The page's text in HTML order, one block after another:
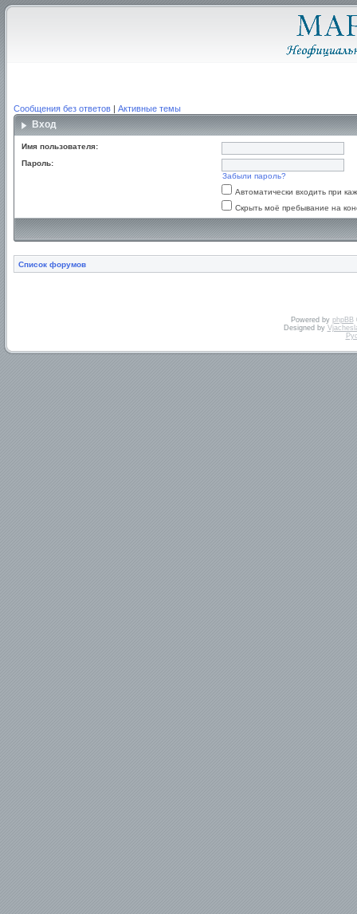
Сообщения без ответов | Активные темы
Вход
Имя пользователя:
Пароль:
Забыли пароль?
Автоматически входить при
Скрыть моё пребывание на
Список форумов
Powered by phpBB
Designed by